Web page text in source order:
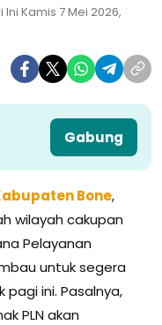
Kamis 7 Mei 2026,
Gabung
Bone,
wilayah cakupan
Pelayanan
untuk segera
ini. Pasalnya,
PLN akan